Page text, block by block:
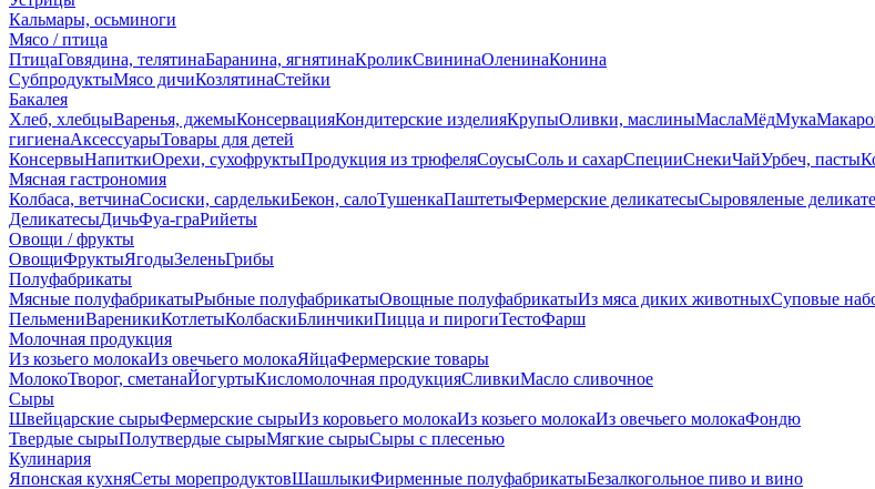
Кальмары, осьминоги
Мясо / птица
ПтицаГовядина, телятинаБаранина, ягнятинаКроликСвининаОленинаКонина
СубпродуктыМясо дичиКозлятинаСтейки
Бакалея
Хлеб, хлебцыВаренья, джемыКонсервацияКондитерские изделияКрупыОливки, маслиныМаслаМёдМука
гигиенаАксессуарыТовары для детей
КонсервыНапиткиОрехи, сухофруктыПродукция из трюфеляСоусыСоль и сахарСпецииСнекиЧайУрбеч, пасты
Мясная гастрономия
Колбаса, ветчинаСосиски, сарделькиБекон, салоТушенкаПаштетыФермерские деликатесыСыровяленые
ДеликатесыДичьФуа-граРийеты
Овощи / фрукты
ОвощиФруктыЯгодыЗеленьГрибы
Полуфабрикаты
Мясные полуфабрикатыРыбные полуфабрикатыОвощные полуфабрикатыИз мяса диких животныхСуповые
ПельмениВареникиКотлетыКолбаскиБлинчикиПицца и пирогиТестоФарш
Молочная продукция
Из козьего молокаИз овечьего молокаЯйцаФермерские товары
МолокоТворог, сметанаЙогуртыКисломолочная продукцияСливкиМасло сливочное
Сыры
Швейцарские сырыФермерские сырыИз коровьего молокаИз козьего молокаИз овечьего молокаФондю
Твердые сырыПолутвердые сырыМягкие сырыСыры c плесенью
Кулинария
Японская кухняСеты морепродуктовШашлыкиФирменные полуфабрикатыБезалкогольное пиво и вино